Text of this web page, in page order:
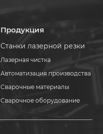
Продукция
Станки лазерной резки
Лазерная чистка
Автоматизация производства
Сварочные материалы
Сварочное оборудование